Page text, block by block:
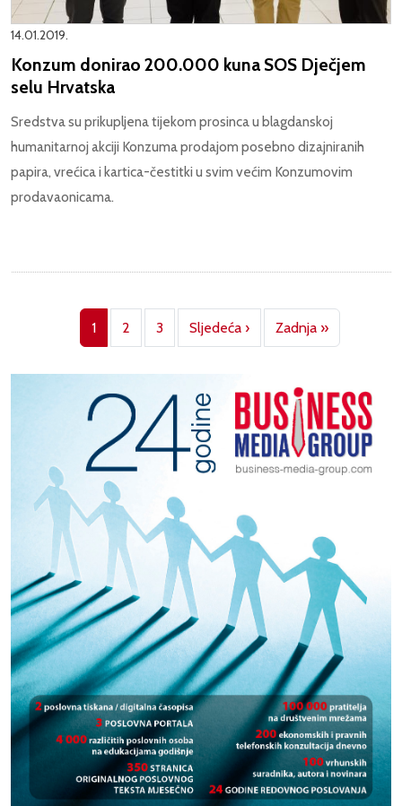
14.01.2019.
Konzum donirao 200.000 kuna SOS Dječjem
selu Hrvatska
Sredstva su prikupljena tijekom prosinca u blagdanskoj
humanitarnoj akciji Konzuma prodajom posebno dizajniranih
papira, vrećica i kartica-čestitki u svim većim Konzumovim
prodavaonicama.
Pagination
1 2 3 Sljedeća ›Next page
Zadnja »Last page